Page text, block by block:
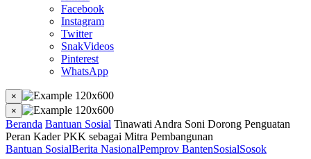
Facebook
Instagram
Twitter
SnakVideos
Pinterest
WhatsApp
×
×
Beranda Bantuan Sosial Tinawati Andra Soni Dorong Penguatan
Peran Kader PKK sebagai Mitra Pembangunan
Bantuan SosialBerita NasionalPemprov BantenSosialSosok